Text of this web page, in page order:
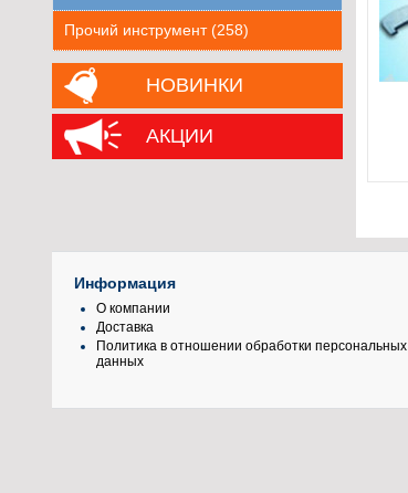
Прочий инструмент (258)
НОВИНКИ
АКЦИИ
Информация
О компании
Доставка
Политика в отношении обработки персональных
данных